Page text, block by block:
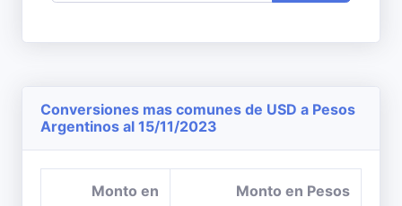
Conversiones mas comunes de USD a Pesos
Argentinos al 15/11/2023
Monto en
Monto en Pesos